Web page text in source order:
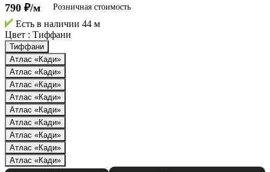
790 ₽/м Розничная стоимость
Есть в наличии 44 м
Цвет : Тиффани
Тиффани
Атлас «Кади»
Атлас «Кади»
Атлас «Кади»
Атлас «Кади»
Атлас «Кади»
Атлас «Кади»
Атлас «Кади»
Атлас «Кади»
Атлас «Кади»